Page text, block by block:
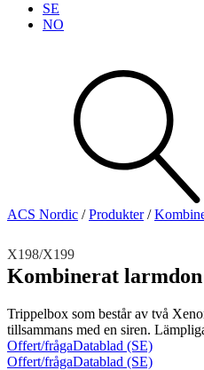
SE
NO
Se alla kategorier
Se alla produkter
Offertförfrågan
ACS Nordic /Produkter/
X198/X199
Kombinerat larmdon
Trippelbox som består av två
tillsammans med en siren.
Offert/frågaDatablad (SE)
Offert/frågaDatablad (SE)